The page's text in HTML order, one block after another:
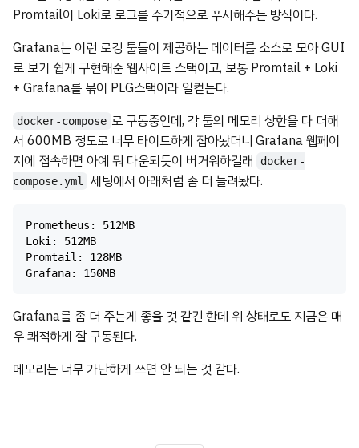
Promtail이 Loki로 로그를 주기적으로 푸시해주는 방식이다.
Grafana는 이런 로깅 툴들이 제공하는 데이터를 소스로 모아 GUI
로 보기 쉽게 구현해준 웹사이트 스택이고, 보통 Promtail + Loki
+ Grafana를 묶어 PLG스택이라 일컫는다.
docker-compose 로 구동중인데, 각 툴의 메모리 상한을 다 더해
서 600MB 정도로 너무 타이트하게 잡아놨더니 Grafana 웹페이
지에 접속하면 아예 뭐 다운되듯이 버거워하길래
docker-
compose.yml
세팅에서 아래처럼 좀 더 늘려놨다.
Prometheus: 512MB
Loki: 512MB
Promtail: 128MB
Grafana를 좀 더 주는게 좋을 것 같긴 한데 위 상태로도 지금은 매
우 쾌적하게 잘 구동된다.
메모리는 너무 가난하게 쓰면 안 되는 것 같다.